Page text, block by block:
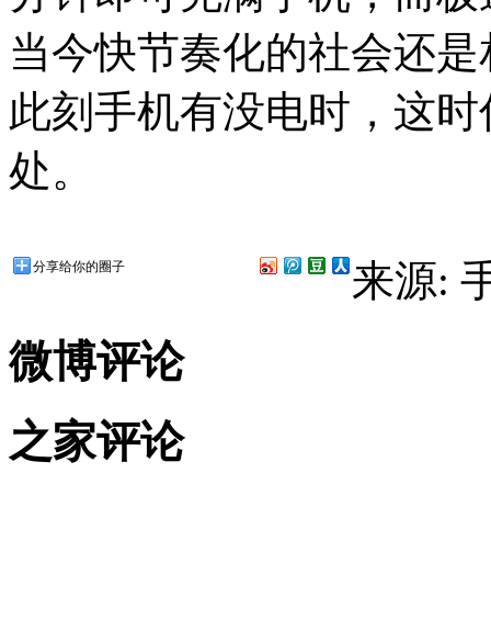
当今快节奏化的社会还
此刻手机有没电时，这
处。
分享给你的圈子 来源:
微博评论
之家评论